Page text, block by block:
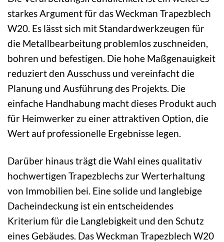
starkes Argument für das Weckman Trapezblech
W20. Es lässt sich mit Standardwerkzeugen für
die Metallbearbeitung problemlos zuschneiden,
bohren und befestigen. Die hohe Maßgenauigkeit
reduziert den Ausschuss und vereinfacht die
Planung und Ausführung des Projekts. Die
einfache Handhabung macht dieses Produkt auch
für Heimwerker zu einer attraktiven Option, die
Wert auf professionelle Ergebnisse legen.
Darüber hinaus trägt die Wahl eines qualitativ
hochwertigen Trapezblechs zur Werterhaltung
von Immobilien bei. Eine solide und langlebige
Dacheindeckung ist ein entscheidendes
Kriterium für die Langlebigkeit und den Schutz
eines Gebäudes. Das Weckman Trapezblech W20